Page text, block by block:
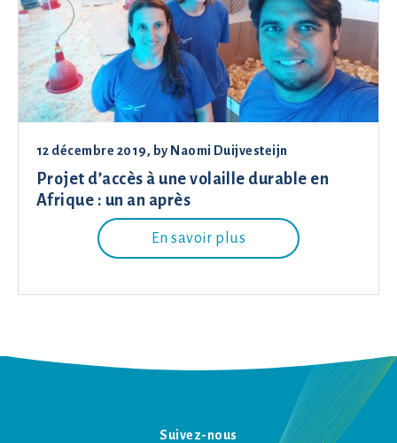
12 décembre 2019, by Naomi Duijvesteijn
Projet d’accès à une volaille durable en
Afrique : un an après
En savoir plus
Suivez-nous